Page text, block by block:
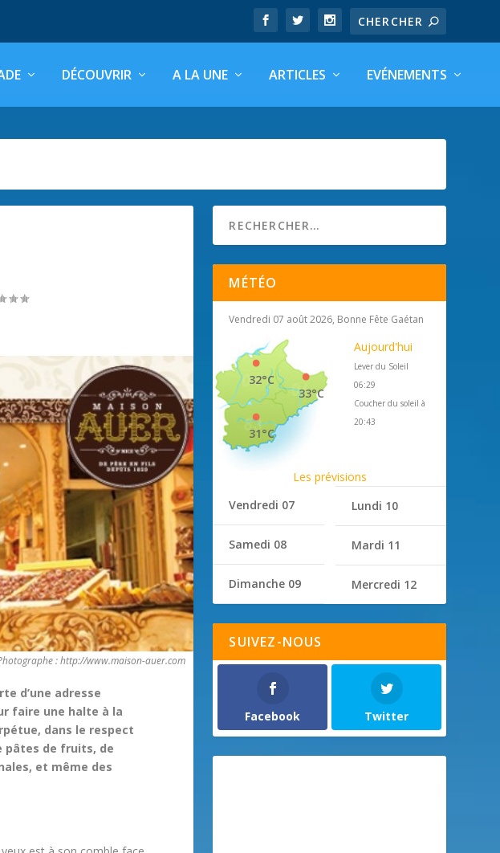
DÉCOUVRIR A LA UNE ARTICLES EVÉNEMENTS
: http://www.maison-auer.com
d’une adresse
faire une halte à la
dans le respect
pâtes de fruits, de
et même des
MÉTÉO
Vendredi 07 août 2026, Bonne Fête Gaétan
33°C
32°C
31°C
Aujourd'hui
Lever du Soleil
06:29
Coucher du soleil à
20:43
Les prévisions
Vendredi 07
Samedi 08
Dimanche 09
Lundi 10
Mardi 11
Mercredi 12
SUIVEZ-NOUS
Facebook Twitter